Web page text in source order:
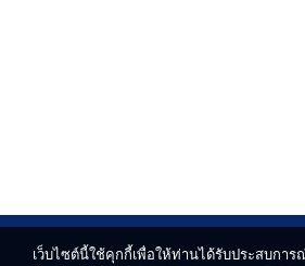
เว็บไซต์นี้ใช้คุกกี้เพื่อให้ท่านได้รับประสบการ